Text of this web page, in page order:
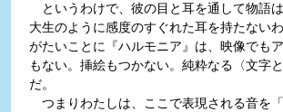
というわけで、彼の目と耳を通して物語
大生のように感度のすぐれた耳を持たない
がたいことに『ハルモニア』は、映像でも
もない。挿絵もつかない。純粋なる〈文字
だ。
つまりわたしは、ここで表現される音を